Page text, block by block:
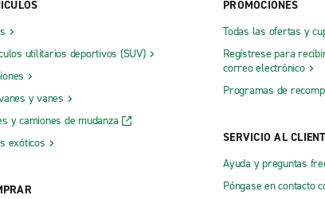
utilitarios deportivos (SUV)
y vanes
y camiones de mudanza
exóticos
PROMOCIONES
Todas las ofertas y
Regístrese para
correo electrónico
Programas de
SERVICIO AL
Ayuda y preguntas
Póngase en contacto